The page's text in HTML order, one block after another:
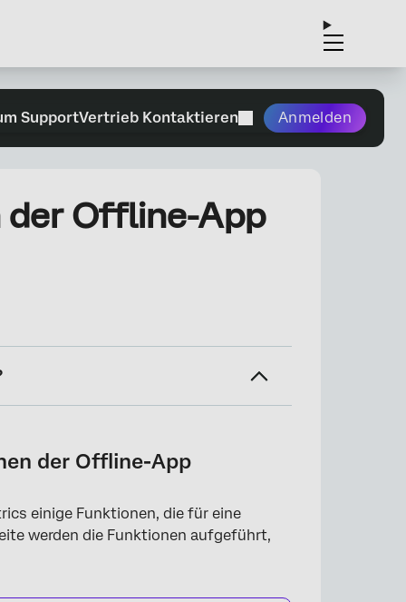
SupportVertrieb Kontaktieren Anmelden
Offline-App
der Offline-App
einige Funktionen, die für eine
werden die Funktionen aufgeführt,